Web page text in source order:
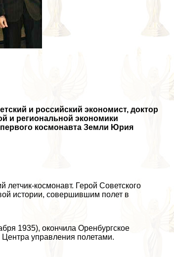
и российский экономист, доктор
и региональной экономики
первого космонавта Земли Юрия
космонавт. Герой Советского
истории, совершившим полет в
1935), окончила Оренбургское
управления полетами.